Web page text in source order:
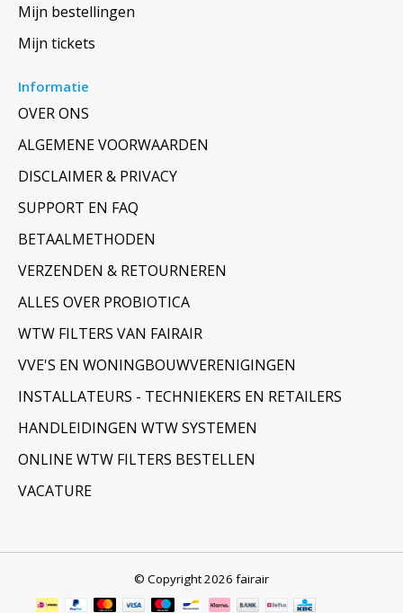
Mijn bestellingen
Mijn tickets
Informatie
OVER ONS
ALGEMENE VOORWAARDEN
DISCLAIMER & PRIVACY
SUPPORT EN FAQ
BETAALMETHODEN
VERZENDEN & RETOURNEREN
ALLES OVER PROBIOTICA
WTW FILTERS VAN FAIRAIR
VVE'S EN WONINGBOUWVERENIGINGEN
INSTALLATEURS - TECHNIEKERS EN RETAILERS
HANDLEIDINGEN WTW SYSTEMEN
ONLINE WTW FILTERS BESTELLEN
VACATURE
© Copyright 2026 fairair